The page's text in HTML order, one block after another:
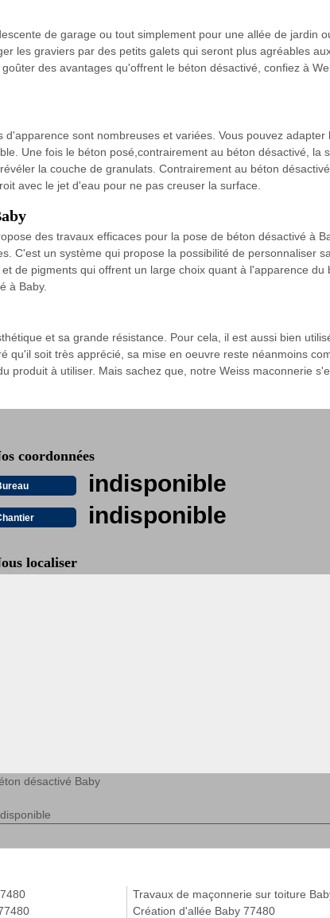
de garage ou tout simplement pour une allée de jardin
les graviers par des petits galets qui seront plus agréables
des avantages qu'offrent le béton désactivé, confiez à
sont nombreuses et variées. Vous pouvez adapter
Une fois le béton posé,contrairement au béton désactivé, la
la couche de granulats. Contrairement au béton
avec le jet d'eau pour ne pas creuser la surface.
des travaux efficaces pour la pose de béton désactivé à
C'est un système qui propose la possibilité de personnaliser
de pigments qui offrent un large choix quant à l'apparence du
à Baby.
et sa grande résistance. Pour cela, il est aussi bien
qu'il soit très apprécié, sa mise en oeuvre reste néanmoins
produit à utiliser. Mais sachez que, notre Weiss maconnerie
coordonnées
indisponible
indisponible
localiser
désactivé Baby
Travaux de maçonnerie sur toiture
Création d'allée Baby 77480